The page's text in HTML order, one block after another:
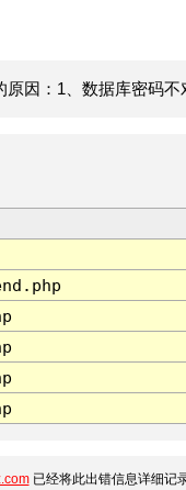
因：1、数据库密码不
已经将此出错信息详细记